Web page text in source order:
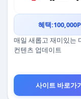
혜택:100,000P
매일 새롭고 재미있는
컨텐츠 업데이트
사이트 바로가